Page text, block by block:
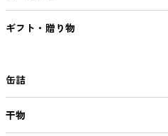
ギフト・贈り物
缶詰
干物